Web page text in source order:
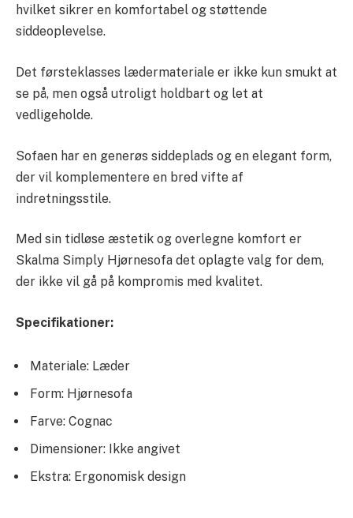
hvilket sikrer en komfortabel og støttende
siddeoplevelse.
Det førsteklasses lædermateriale er ikke kun smukt at
se på, men også utroligt holdbart og let at
vedligeholde.
Sofaen har en generøs siddeplads og en elegant form,
der vil komplementere en bred vifte af
indretningsstile.
Med sin tidløse æstetik og overlegne komfort er
Skalma Simply Hjørnesofa det oplagte valg for dem,
der ikke vil gå på kompromis med kvalitet.
Specifikationer:
Materiale: Læder
Form: Hjørnesofa
Farve: Cognac
Dimensioner: Ikke angivet
Ekstra: Ergonomisk design